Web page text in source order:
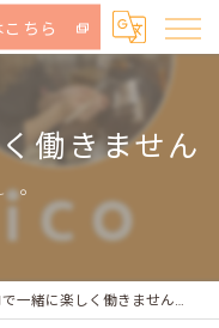
ちら
働きません
𓈒
一緒に楽しく働きませんか？🌱𓂃 𓈒